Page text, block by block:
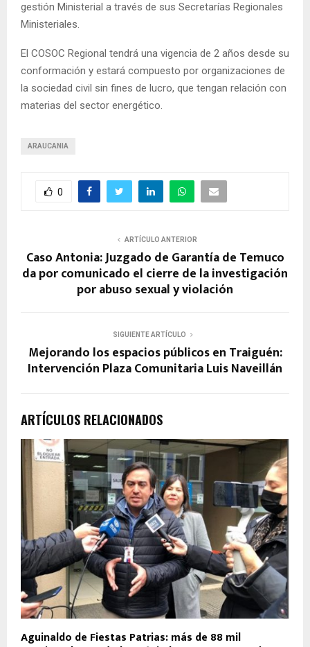
gestión Ministerial a través de sus Secretarías Regionales
Ministeriales.
El COSOC Regional tendrá una vigencia de 2 años desde su
conformación y estará compuesto por organizaciones de
la sociedad civil sin fines de lucro, que tengan relación con
materias del sector energético.
ARAUCANIA
0
ARTÍCULO ANTERIOR
Caso Antonia: Juzgado de Garantía de Temuco
da por comunicado el cierre de la investigación
por abuso sexual y violación
SIGUIENTE ARTÍCULO
Mejorando los espacios públicos en Traiguén:
Intervención Plaza Comunitaria Luis Naveillán
ARTÍCULOS RELACIONADOS
Aguinaldo de Fiestas Patrias: más de 88 mil